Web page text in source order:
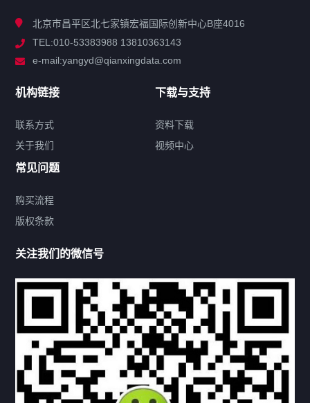
解决方案
联系方式
热门标签
机构链接
联系方式 关于我们
下载与支持
资料下载 视频中心
常见问题
购买流程 版权条款
北京市昌平区北七家镇宏福国际创新中心B座4016
TEL:010-53383988 13810363143
e-mail:yangyd@qianxingdata.com
机构链接
联系方式
关于我们
下载与支持
资料下载
视频中心
常见问题
购买流程
版权条款
关注我们的微信号